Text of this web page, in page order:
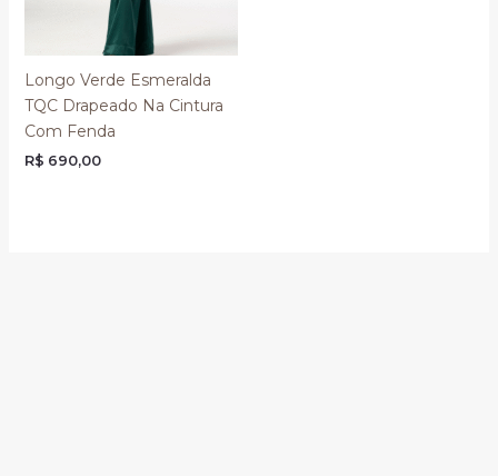
Longo Verde Esmeralda
TQC Drapeado Na Cintura
Com Fenda
R$ 690,00